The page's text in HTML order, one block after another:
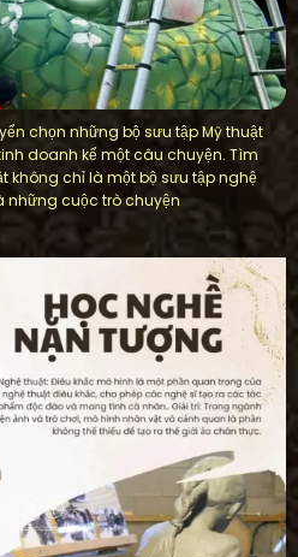
chọn những bộ sưu tập Mỹ thuật
doanh kể một câu chuyện. Tìm
không chỉ là một bộ sưu tập nghệ
cuộc trò chuyện